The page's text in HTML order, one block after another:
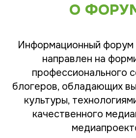
О
Информационный форум
направлен на
профессионального
блогеров, обладающих
культуры,
качественного